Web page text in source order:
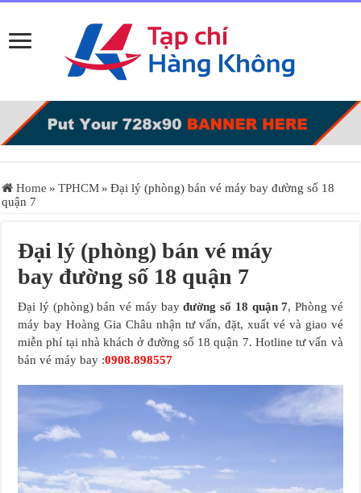
Home » TPHCM » Đại lý (phòng) bán vé máy bay đường số 18
quận 7
Đại lý (phòng) bán vé máy
bay đường số 18 quận 7
Đại lý (phòng) bán vé máy bayđường số 18 quận 7, Phòng vé
máy bay Hoàng Gia Châu nhận tư vấn, đặt, xuất vé và giao vé
miễn phí tại nhà khách ở đường số 18 quận 7. Hotline tư vấn và
bán vé máy bay :0908.898557